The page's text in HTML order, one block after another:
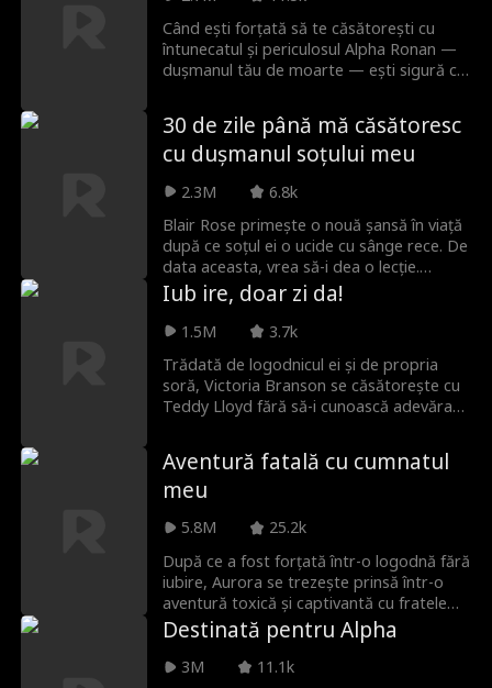
tatălui ei. Atlas caută un singur lucru,
răzbunare. Dar răzbunarea este
dureroasă când te îndrăgostești de fiica
dușmanului tău. După cum spune vorba...
Când ești forțată să te căsătorești cu
întunecatul și periculosul Alpha Ronan —
dușmanul tău de moarte — ești sigură că
ajunge la altar. Dar când un dușman
comun amenință să-ți distrugă haita, vei
accepta că sunteți sortiți unul altuia? Sau
30 de zile până mă căsătoresc
cu dușmanul soțului meu
2.3M
6.8k
Blair Rose primește o nouă șansă în viață
după ce soțul ei o ucide cu sânge rece. De
data aceasta, vrea să-i dea o lecție.
Singurul lucru pe care l-a omis în
planificarea ei minuțioasă este să se
îndrăgostească de Nathan Forbes,
Forbes. Este aceasta o altă greșeală sau
a doua ei șansă la iubire?
Iub ire, doar zi da!
1.5M
3.7k
Trădată de logodnicul ei și de propria
soră, Victoria Branson se căsătorește cu
Teddy Lloyd fără să-i cunoască adevărata
Împreună, trebuie să se opună familiei
malefice a Victoriei, să recupereze
compania mamei sale și să găsească un
Aventură fatală cu cumnatul
meu
5.8M
25.2k
După ce a fost forțată într-o logodnă fără
iubire, Aurora se trezește prinsă într-o
aventură toxică și captivantă cu fratele
logodnicului ei, Noah Hayes. Între timp,
trecutul de care a fugit amenință să o
ajungă din urmă.
Destinată pentru Alpha
3M
11.1k